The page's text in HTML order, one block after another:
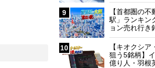
9
【首都圏の
駅」ランキン
ョン売れ行き
10
【キオクシ
狙う5銘柄】
億り人・羽根